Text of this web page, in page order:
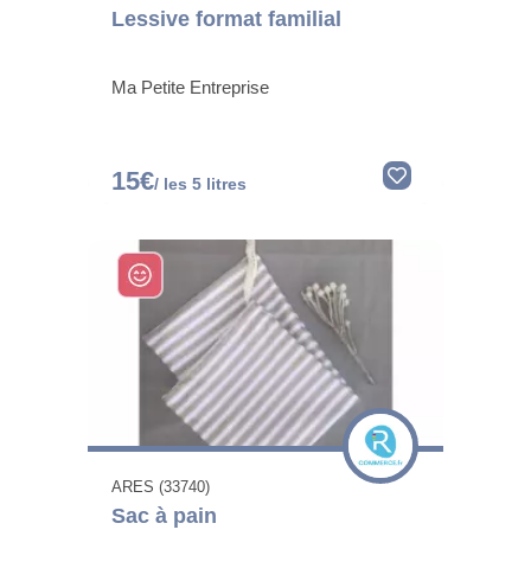
Lessive format familial
Ma Petite Entreprise
15€/ les 5 litres
ARES (33740)
Sac à pain